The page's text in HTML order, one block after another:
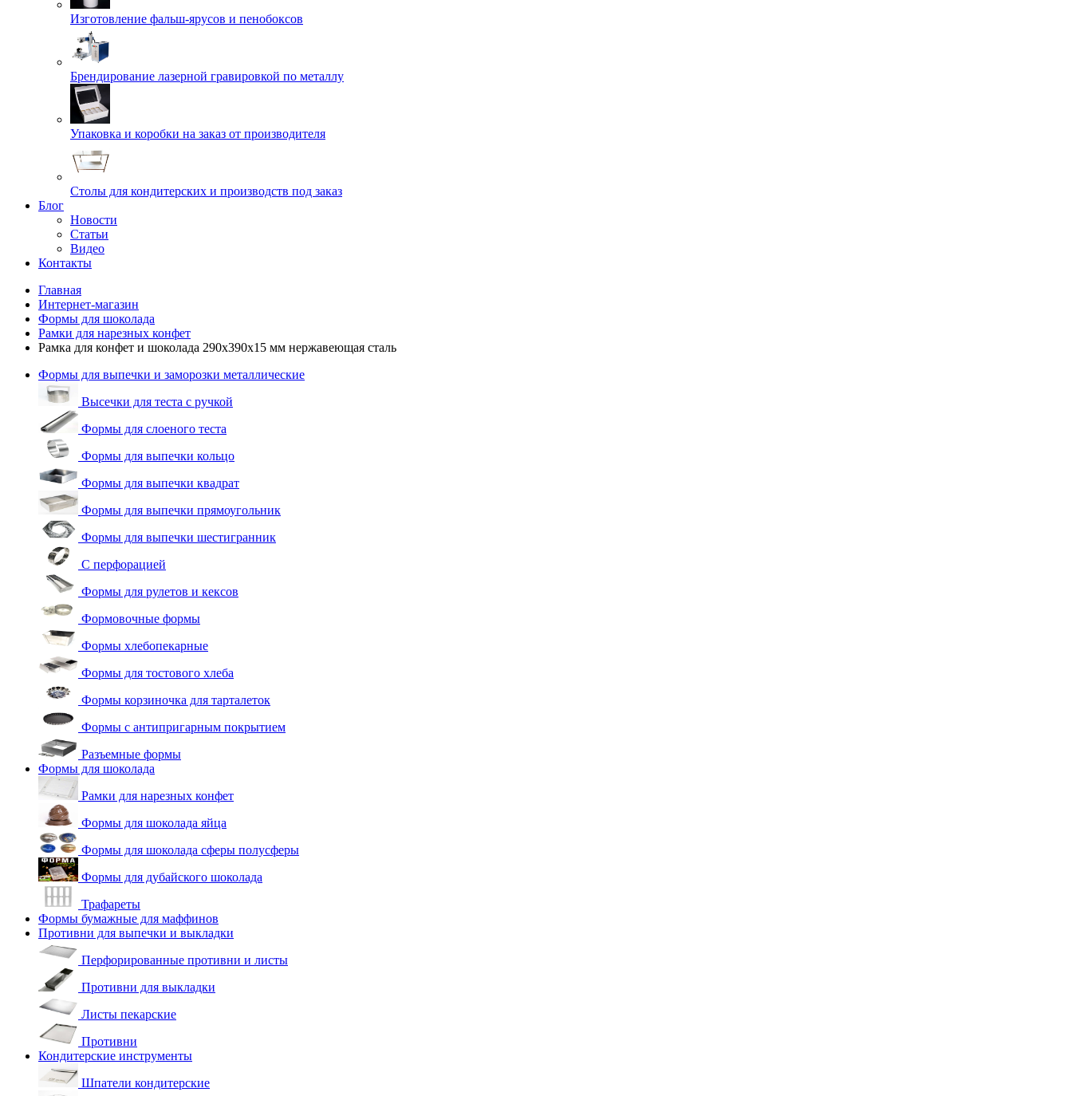
Изготовление фальш-ярусов и пенобоксов
Брендирование лазерной гравировкой по металлу
Упаковка и коробки на заказ от производителя
Cтолы для кондитерских и производств под заказ
Блог
Новости
Статьи
Видео
Контакты
Главная
Интернет-магазин
Формы для шоколада
Рамки для нарезных конфет
Рамка для конфет и шоколада 290х390х15 мм нержавеющая сталь
Формы для выпечки и заморозки металлические
Высечки для теста с ручкой
Формы для слоеного теста
Формы для выпечки кольцо
Формы для выпечки квадрат
Формы для выпечки прямоугольник
Формы для выпечки шестигранник
С перфорацией
Формы для рулетов и кексов
Формовочные формы
Формы хлебопекарные
Формы для тостового хлеба
Формы корзиночка для тарталеток
Формы с антипригарным покрытием
Разъемные формы
Формы для шоколада
Рамки для нарезных конфет
Формы для шоколада яйца
Формы для шоколада сферы полусферы
Формы для дубайского шоколада
Трафареты
Формы бумажные для маффинов
Противни для выпечки и выкладки
Перфорированные противни и листы
Противни для выкладки
Листы пекарские
Противни
Кондитерские инструменты
Шпатели кондитерские